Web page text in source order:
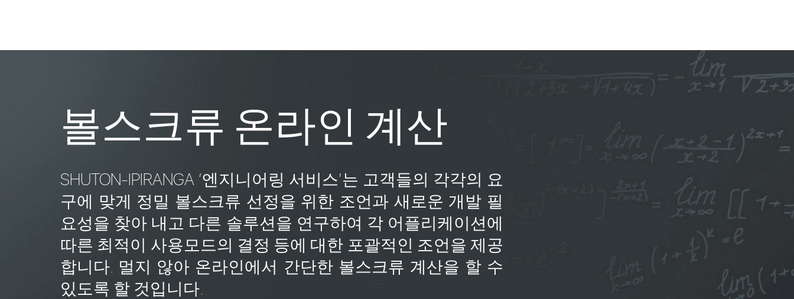
볼스크류 온라인 계산
SHUTON-IPIRANGA ‘엔지니어링 서비스’는 고객들의 각각의 요
구에 맞게 정밀 볼스크류 선정을 위한 조언과 새로운 개발 필
요성을 찾아 내고 다른 솔루션을 연구하여 각 어플리케이션에
따른 최적이 사용모드의 결정 등에 대한 포괄적인 조언을 제공
합니다. 멀지 않아 온라인에서 간단한 볼스크류 계산을 할 수
있도록 할 것입니다.